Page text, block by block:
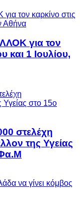
για τον
και 1 Ιουλίου,
στελέχη
της Υγείας